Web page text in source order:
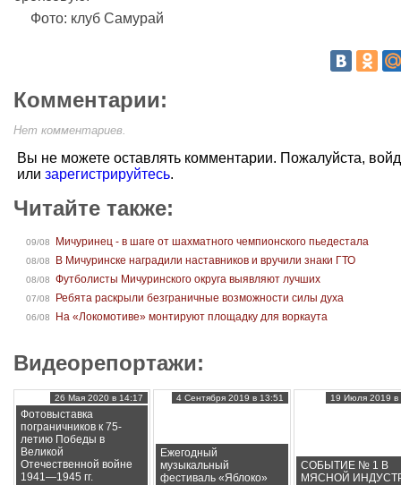
Фото: клуб Самурай
Комментарии:
Нет комментариев.
Вы не можете оставлять комментарии. Пожалуйста,
или зарегистрируйтесь.
Читайте также:
09/08 Мичуринец - в шаге от шахматного чемпионского пьедестала
08/08 В Мичуринске наградили наставников и вручили знаки ГТО
08/08 Футболисты Мичуринского округа выявляют лучших
07/08 Ребята раскрыли безграничные возможности силы духа
06/08 На «Локомотиве» монтируют площадку для воркаута
Видеорепортажи:
Фотовыставка
пограничников к 75-
летию Победы в
Великой
Отечественной войне
1941—1945 гг.
26 Мая 2020 в 14:17
Ежегодный
музыкальный
фестиваль «Яблоко»
4 Сентября 2019 в 13:51
СОБЫТИЕ № 1 В
МЯСНОЙ
19 Июля 2019 в